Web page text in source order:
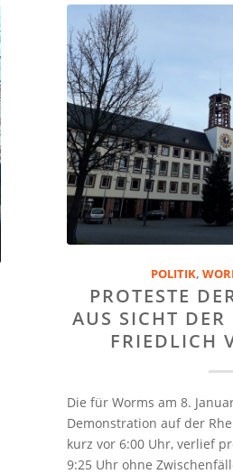
POLITIK,
PROTESTE
AUS SICHT DER
FRIEDLICH
Die für Worms am 8.
Demonstration auf der
kurz vor 6:00 Uhr, verlief
9:25 Uhr ohne